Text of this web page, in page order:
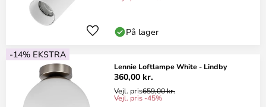
På lager
-14% EKSTRA
Lennie Loftlampe White - Lindby
360,00 kr.
Vejl. pris659,00 kr.
Vejl. pris -45%